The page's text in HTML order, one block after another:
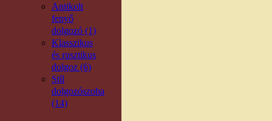
Antikolt
fenyő
dolgozó (1)
Klasszikus
és rusztikus
dolgoz (6)
Stíl
dolgozószoba
(14)